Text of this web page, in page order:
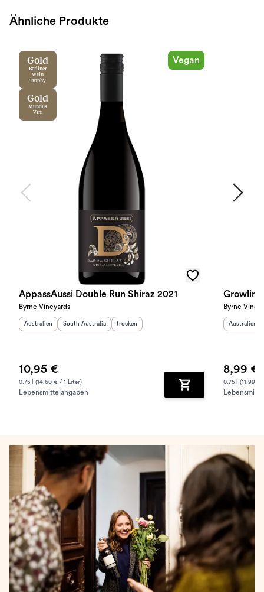
Ähnliche Produkte
Gold
Berliner
Wein
Trophy
Gold
Mundus
Vini
Vegan
AppassAussi Double Run Shiraz 2021
Byrne Vineyards
Herkunftsland :
Australien Herkunftsregion
South Australia Geschmack
trocken
10,95 €
0.75 l (14.60 € / 1 Liter)
Lebensmittelangaben Zum Warenkorb
Growling
Byrne
Australien
8,99 €
0.75 l (11.99 €